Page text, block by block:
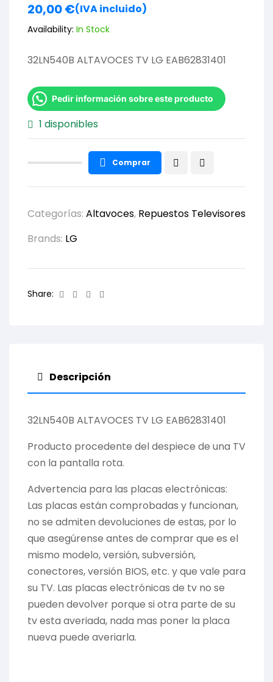
20,00€(IVA incluido)
Availability: In Stock
32LN540B ALTAVOCES TV LG EAB62831401
Pedir información sobre este producto
1 disponibles
Comprar
Categorías: Altavoces, Repuestos Televisores
Brands: LG
Share: Facebook
TwitterLinkedin
Descripción
32LN540B ALTAVOCES TV LG EAB62831401
Producto procedente del despiece de una TV
con la pantalla rota.
Advertencia para las placas electrónicas:
Las placas están comprobadas y funcionan,
no se admiten devoluciones de estas, por lo
que asegúrense antes de comprar que es el
mismo modelo, versión, subversión,
conectores, versión BIOS, etc. y que vale para
su TV. Las placas electrónicas de tv no se
pueden devolver porque si otra parte de su
tv esta averiada, nada mas poner la placa
nueva puede averiarla.